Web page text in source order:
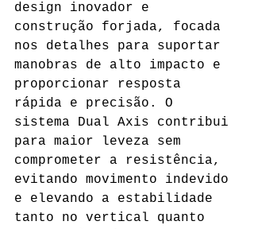
design inovador e
construção forjada, focada
nos detalhes para suportar
manobras de alto impacto e
proporcionar resposta
rápida e precisão. O
sistema Dual Axis contribui
para maior leveza sem
comprometer a resistência,
evitando movimento indevido
e elevando a estabilidade
tanto no vertical quanto